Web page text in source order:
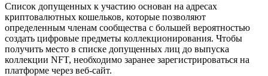
Список допущенных к участию основан на адресах
криптовалютных кошельков, которые позволяют
определенным членам сообщества с большей вероятностью
создать цифровые предметы коллекционирования. Чтобы
получить место в списке допущенных лиц до выпуска
коллекции NFT, необходимо заранее зарегистрироваться на
платформе через веб-сайт.